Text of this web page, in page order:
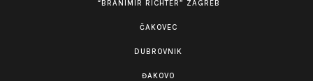
“BRANIMIR RICHTER” ZAGREB
ČAKOVEC
DUBROVNIK
ĐAKOVO